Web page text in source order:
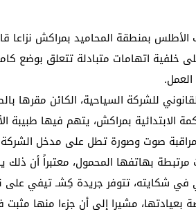
بمنطقة المحاميد بمراكش نزاعا
خلفية اتهامات متبادلة تتعلق بوضع
للشركة السياحية، الكائن مقرها
الابتدائية بمراكش، يتهم فيها طبيبة
مراقبة صوت وصورة تطل على مدخل
مرتبطة بهاتفها المحمول، معتبراً أن
شكايته، تتوفر جريدة كِشـ تيفي على
بعيادتها، مشيرا إلى أن جزءا منها